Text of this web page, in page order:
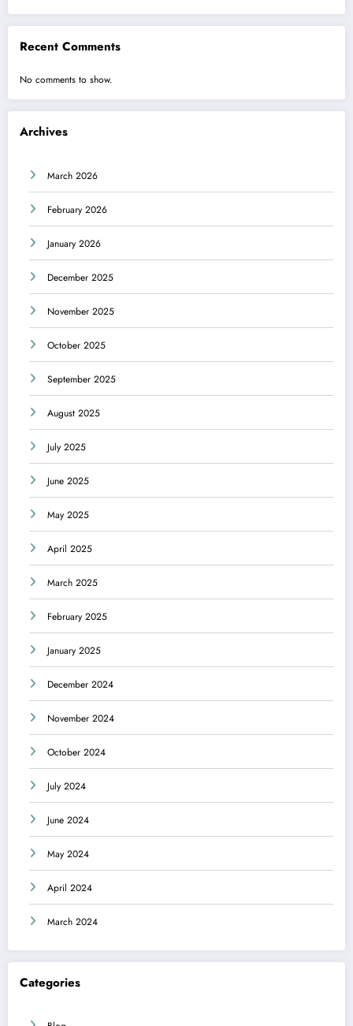
Recent Comments
No comments to show.
Archives
March 2026
February 2026
January 2026
December 2025
November 2025
October 2025
September 2025
August 2025
July 2025
June 2025
May 2025
April 2025
March 2025
February 2025
January 2025
December 2024
November 2024
October 2024
July 2024
June 2024
May 2024
April 2024
March 2024
Categories